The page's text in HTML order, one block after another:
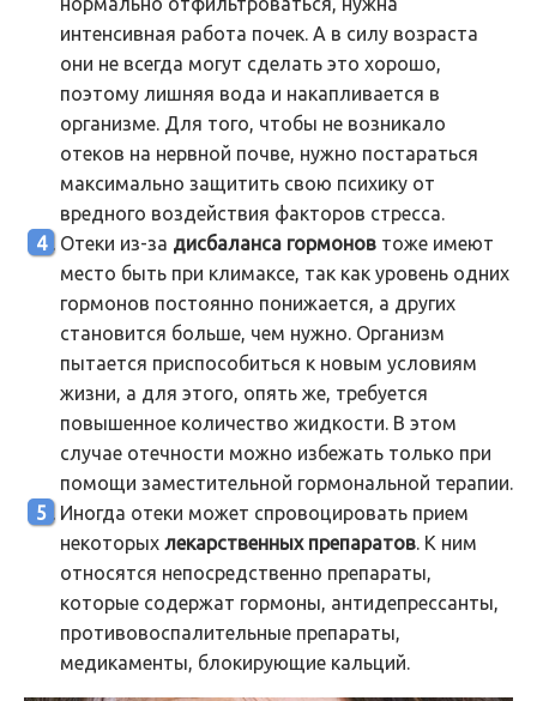
интенсивная работа почек. А в силу возраста
они не всегда могут сделать это хорошо,
поэтому лишняя вода и накапливается в
организме. Для того, чтобы не возникало
отеков на нервной почве, нужно постараться
максимально защитить свою психику от
вредного воздействия факторов стресса.
Отеки из-за дисбаланса гормонов тоже имеют
место быть при климаксе, так как уровень одних
гормонов постоянно понижается, а других
становится больше, чем нужно. Организм
пытается приспособиться к новым условиям
жизни, а для этого, опять же, требуется
повышенное количество жидкости. В этом
случае отечности можно избежать только при
помощи заместительной гормональной терапии.
Иногда отеки может спровоцировать прием
некоторых лекарственных препаратов. К ним
относятся непосредственно препараты,
которые содержат гормоны, антидепрессанты,
противовоспалительные препараты,
медикаменты, блокирующие кальций.